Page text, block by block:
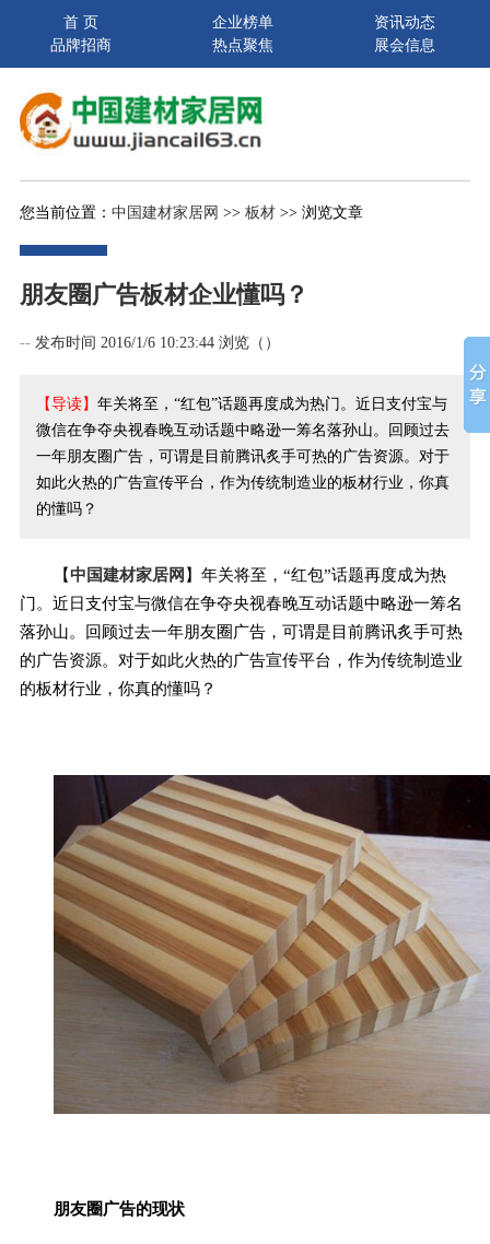
首 页 企业榜单
资讯动态
品牌招商
热点聚焦 展会信息
您当前位置： 中国建材家居网 >> 板材>> 浏览文章
朋友圈广告板材企业懂吗？
-- 发布时间 2016/1/6 10:23:44 浏览（ ）
【导读】 年关将至，“红包”话题再度成为热门。近日支付宝与
微信在争夺央视春晚互动话题中略逊一筹名落孙山。回顾过去
一年朋友圈广告，可谓是目前腾讯炙手可热的广告资源。对于
如此火热的广告宣传平台，作为传统制造业的板材行业，你真
的懂吗？
【中国建材家居网 】年关将至，“红包”话题再度成为热
门。近日支付宝与微信在争夺央视春晚互动话题中略逊一筹名
落孙山。回顾过去一年朋友圈广告，可谓是目前腾讯炙手可热
的广告资源。对于如此火热的广告宣传平台，作为传统制造业
的板材行业，你真的懂吗？
朋友圈广告的现状